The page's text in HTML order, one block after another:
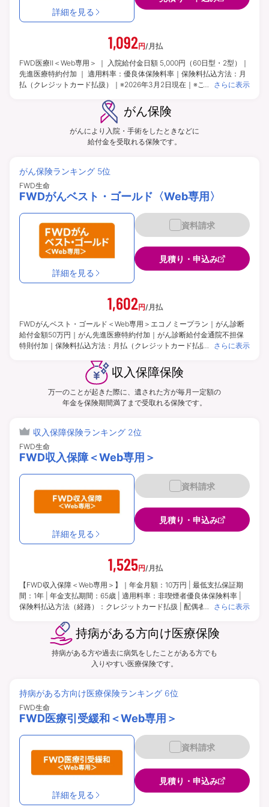
詳細を見る
1,092円/月払
FWD医療Ⅱ＜Web専用＞ ｜ 入院給付金日額 5,000円（60日型・2型）｜
先進医療特約付加 ｜ 適用料率：優良体保険料率｜保険料払込方法：月
払（クレジットカード払扱）｜※2026年3月2日現在｜※このページでご
す。申込方法により付加できる特約・特則や選択できる給付金額等が異
なる場合があります。 | 保険期間：終身※一部の特約・特則は保険期間
が異なります。 | 保険料払込期間：終身※申込方法によって異なりま
す。また、一部の特約・特則は異なります。
さらに表示
がん保険
がんにより入院・手術をしたときなどに
給付金を受取れる保険です。
がん保険ランキング 5位
FWD生命
FWDがんベスト・ゴールド〈Web専用〉
詳細を見る
資料請求
見積り・申込み
1,602円/月払
FWDがんベスト・ゴールド＜Web専用＞エコノミープラン｜がん診断
給付金額50万円｜がん先進医療特約付加｜がん診断給付金通院不担保
特則付加｜保険料払込方法：月払（クレジットカード払扱）｜※2026年
るお申込みを前提としたものです。申込方法により付加できる特約・特
則や選択できる給付金額等が異なる場合があります。 | 保険期間：終身
※一部特約によって異なります。 | 保険料払込期間：終身※申込方法によ
って異なります。また、一部特約によって異なります。
さらに表示
収入保障保険
万一のことが起きた際に、遺された方が毎月一定額の
年金を保険期間満了まで受取れる保険です。
収入保障保険ランキング 2位
FWD生命
FWD収入保障＜Web専用＞
詳細を見る
資料請求
見積り・申込み
1,525円/月払
【FWD収入保障＜Web専用＞】｜年金月額：10万円 | 最低支払保証期
間：1年 | 年金支払期間：65歳 | 適用料率：非喫煙者優良体保険料率 |
保険料払込方法（経路）：クレジットカード払扱 | 配偶者同時災害死亡
内容はインターネットによるお申し込みを前提としたものです。申込方
法により選択できる給付金額等が異なります。 | 保険期間：65歳 | 保険
料払込期間：65歳
さらに表示
持病がある方向け医療保険
持病がある方や過去に病気をしたことがある方でも
入りやすい医療保険です。
持病がある方向け医療保険ランキング 6位
FWD生命
FWD医療引受緩和＜Web専用＞
詳細を見る
資料請求
見積り・申込み